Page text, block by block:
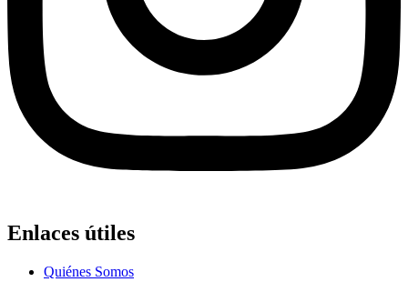
Enlaces útiles
Quiénes Somos